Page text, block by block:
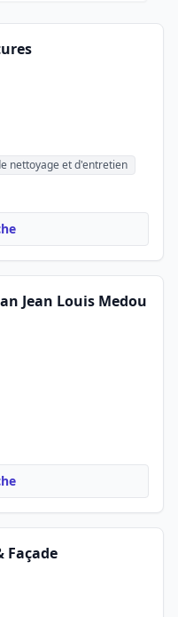
nettoyage et d'entretien
Jean Louis Medou
Façade